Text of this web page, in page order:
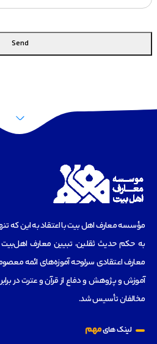
Send
should
مؤسسه‌ معارف اهل بیت با اعتقاد به این که
به حکم حدیث ثقلین، تبیین معارف اهل‌بیت
آموزش و پژوهش و دفاع از قرآن و عترت در
مخالفان تأسیس شد.
لینک هایمهم